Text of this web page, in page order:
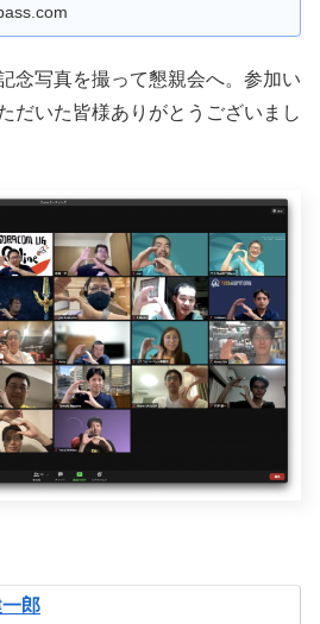
念写真を撮って懇親会へ。参加い
だいた皆様ありがとうございまし
郎